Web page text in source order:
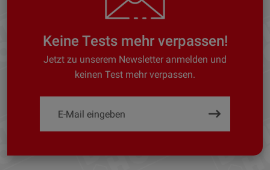
Keine Tests mehr verpassen!
Jetzt zu unserem Newsletter anmelden und
keinen Test mehr verpassen.